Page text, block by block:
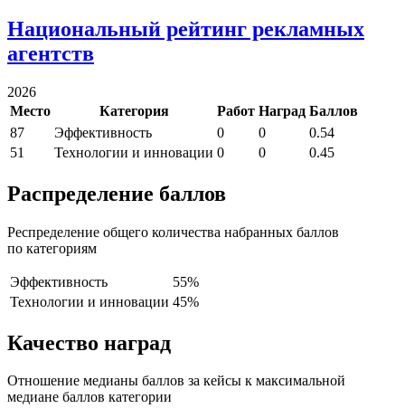
Национальный рейтинг рекламных
агентств
2026
Место
Категория Работ Наград Баллов
87
Эффективность 0 0
0.54
51
Технологии и инновации 0 0 0.45
Распределение баллов
Респределение общего количества набранных баллов
по категориям
Эффективность
55%
Технологии и инновации 45%
Качество наград
Отношение медианы баллов за кейсы к максимальной
медиане баллов категории